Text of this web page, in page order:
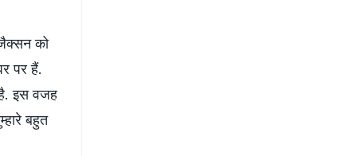
को
पर हैं.
इस वजह
बहुत